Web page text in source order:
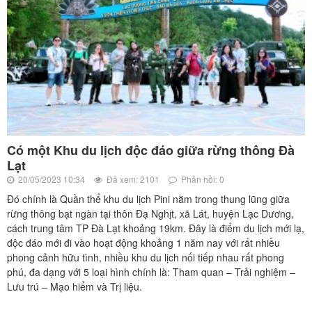
Có một Khu du lịch độc đáo giữa rừng thông Đà
Lạt
20/05/2023 10:34 Đã xem: 2101 Phản hồi: 0
Đó chính là Quần thể khu du lịch Pini nằm trong thung lũng giữa
rừng thông bạt ngàn tại thôn Đạ Nghịt, xã Lát, huyện Lạc Dương,
cách trung tâm TP Đà Lạt khoảng 19km. Đây là điểm du lịch mới lạ,
độc đáo mới đi vào hoạt động khoảng 1 năm nay với rất nhiều
phong cảnh hữu tình, nhiều khu du lịch nối tiếp nhau rất phong
phú, đa dạng với 5 loại hình chính là: Tham quan – Trải nghiệm –
Lưu trú – Mạo hiểm và Trị liệu.